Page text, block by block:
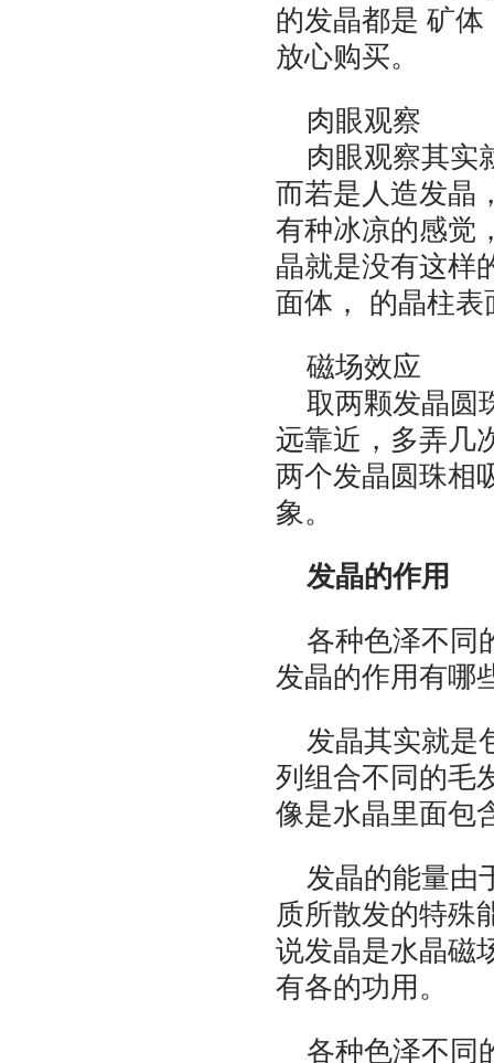
的发晶都是 矿
放心购买。
肉眼观察
肉眼观察其实
而若是人造发晶
有种冰凉的感觉
晶就是没有这样
面体， 的晶柱
磁场效应
取两颗发晶圆
远靠近，多弄几
两个发晶圆珠相
象。
发晶的作用
各种色泽不同
发晶的作用有哪
发晶其实就是
列组合不同的毛
像是水晶里面包
发晶的能量由
质所散发的特殊
说发晶是水晶磁
有各的功用。
各种色泽不同